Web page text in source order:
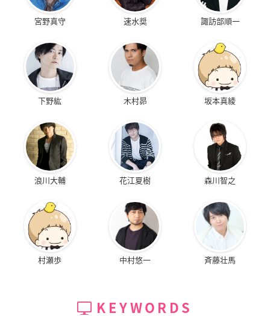
宮野真守 速水奨 諏訪部順一
下野紘 木村昴 坂本真綾
浪川大輔 花江夏樹 森川智之
村瀬歩 中村悠一 斉藤壮馬
KEYWORDS